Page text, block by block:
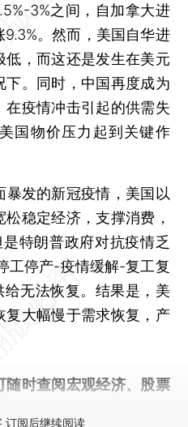
3%之间，自加拿大进
。然而，美国自华进
低，而这还是发生在美元
下。同时，中国再度成为
疫情冲击引起的供需失
国物价压力起到关键作
发的新冠疫情，美国以
稳定经济，支撑消费，
特朗普政府对抗疫情乏
工停产-疫情缓解-复工复
无法恢复。结果是，美
复大幅慢于需求恢复，产
随时查阅宏观经济、股票
订阅后继续阅读